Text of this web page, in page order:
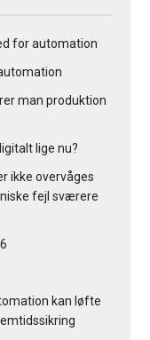
for automation
man produktion
lige nu?
ikke overvåges
fejl sværere
kan løfte